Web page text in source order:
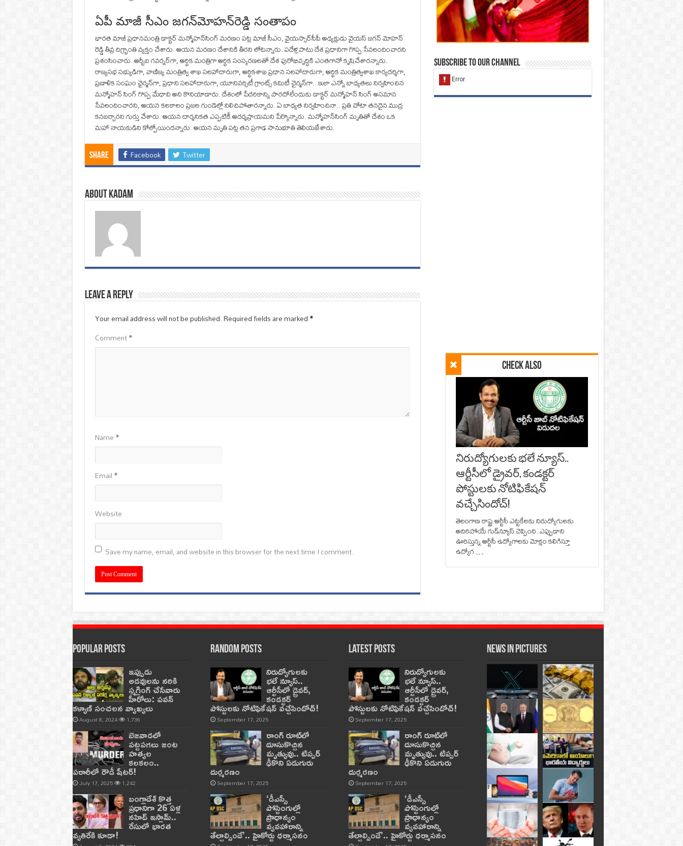
ఏపీ మాజీ సీఎం జగన్‌మోహన్‌రెడ్డి సంతాపం
భారత మాజీ ప్రధానమంత్రి డాక్టర్‌ మన్మోహన్‌సింగ్‌ మరణం పట్ల మాజీ సీఎం, వైయస్సార్‌సీపీ అధ్యక్షుడు వైయస్‌ జగన్‌ మోహన్‌
రెడ్డి తీవ్ర దిగ్భ్రాంతి వ్యక్తం చేశారు. ఆయన మరణం దేశానికి తీరని లోటన్నారు. పదేళ్లపాటు దేశ ప్రధానిగా గొప్ప సేవలందించారని
ప్రశంసించారు. ఆర్బీఐ గవర్నర్‌గా, ఆర్థిక మంత్రిగా ఆర్థిక సంస్కరణలతో దేశ పురోభివృద్ధికి ఎంతగానో కృషిచేశారన్నారు.
రాజ్యసభ సభ్యుడిగా, వాణిజ్య మంత్రిత్వ శాఖ సలహాదారుగా, ఆర్థికశాఖ ప్రధాన సలహాదారుగా, ఆర్థిక మంత్రిత్వశాఖ కార్యదర్శిగా,
ప్రణాళిక సంఘం ఛైర్మన్‌గా, ప్రధాని సలహాదారుగా, యూనివర్సిటీ గ్రాంట్స్‌ కమిటీ చైర్మన్‌గా.. ఇలా ఎన్నో బాధ్యతలు నిర్వహించిన
మన్మోహన్‌ సింగ్‌ గొప్ప మేధావి అని కొనియాడారు. దేశంలో పేదరికాన్ని పారదోలేందుకు డాక్టర్‌ మన్మోహన్‌ సింగ్‌ అసమాన
సేవలందించారని, ఆయన కలకాలం ప్రజల గుండెల్లో నిలిచిపోతారన్నారు. ఏ బాధ్యత నిర్వహించినా.. ప్రతి చోటా తనదైన ముద్ర
కనబర్చారని గుర్తు చేశారు. ఆయన దార్శనికత ఎప్పటికీ ఆదర్శప్రాయమని పేర్కొన్నారు. మన్మోహన్‌సింగ్‌ మృతితో దేశం ఒక
మహా నాయకుడిని కోల్పోయిందన్నారు. ఆయన మృతి పట్ల తన ప్రగాఢ సానుభూతి తెలియజేశారు.
Share Facebook Twitter
About Kadam
Check Also
నిరుద్యోగులకు భలే న్యూస్..
ఆర్టీసీలో డ్రైవర్, కండక్టర్‌
పోస్టులకు నోటిఫికేషన్‌
వచ్చేసిందోచ్‌!
తెలంగాణ రాష్ట్ర ఆర్టీసీ ఎట్టకేలకు నిరుద్యోగులకు
అదిరిపోయే గుడ్‌న్యూస్‌ చెప్పింది. ఎప్పుడాని
ఊరిస్తున్న ఆర్టీసీ ఉద్యోగాలకు మోక్షం కలిగిస్తూ
ఉద్యోగ …
Leave a Reply
Your email address will not be published.Required fields are marked*
Comment*
Name*
Email*
Website
Save my name, email, and website in this browser for the next time I comment.
Subscribe to our Channel
Popular Posts
ఇప్పుడు
అడవులను నరికి
స్మగ్లింగ్ చేసేవారు
హీరోలు: పవన్
కళ్యాణ్ సంచలన వ్యాఖ్యలు
August 8, 2024 1,736
బెజవాడలో
పట్టపగలు జంట
హత్యల
కలకలం..
పరారీలో రౌడీ షీటర్‌!
July 17, 2025 1,242
బంగ్లాదేశ్ కొత్త
ప్రధానిగా 26 ఏళ్ల
నహిద్ ఇస్లామ్..
రేసులో భారత
వ్యతిరేకి కూడా!
Random Posts
నిరుద్యోగులకు
భలే న్యూస్..
ఆర్టీసీలో డ్రైవర్,
కండక్టర్‌
పోస్టులకు నోటిఫికేషన్‌ వచ్చేసిందోచ్‌!
September 17, 2025
రాంగ్ రూట్‌లో
దూసుకొచ్చిన
మృత్యువు.. టిప్పర్
ఢీకొని ఏడుగురు
దుర్మరణం
September 17, 2025
‘డీఎస్సీ
పోస్టింగుల్లో
ప్రాధాన్యం
వ్యవహారాన్ని
తేల్చాల్సిందే’.. హైకోర్టు ధర్మాసనం
Latest Posts
నిరుద్యోగులకు
భలే న్యూస్..
ఆర్టీసీలో డ్రైవర్,
కండక్టర్‌
పోస్టులకు నోటిఫికేషన్‌ వచ్చేసిందోచ్‌!
September 17, 2025
రాంగ్ రూట్‌లో
దూసుకొచ్చిన
మృత్యువు.. టిప్పర్
ఢీకొని ఏడుగురు
దుర్మరణం
September 17, 2025
‘డీఎస్సీ
పోస్టింగుల్లో
ప్రాధాన్యం
వ్యవహారాన్ని
తేల్చాల్సిందే’.. హైకోర్టు ధర్మాసనం
News in Pictures